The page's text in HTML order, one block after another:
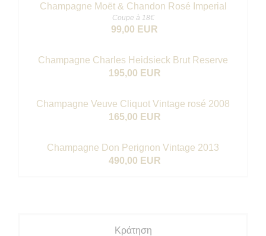
Champagne Moët & Chandon Rosé Imperial
Coupe à 18€
99,00 EUR
Champagne Charles Heidsieck Brut Reserve
195,00 EUR
Champagne Veuve Cliquot Vintage rosé 2008
165,00 EUR
Champagne Don Perignon Vintage 2013
490,00 EUR
Κράτηση